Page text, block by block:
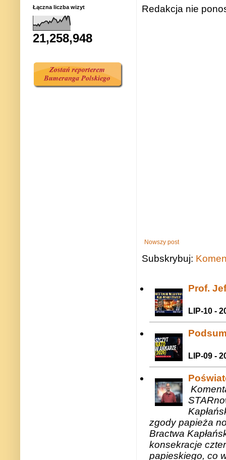
Redakcja nie
Nowszy post
Subskrybuj:
Prof.
LIP-10 -
LIP-09 -
zgody papieża
Bractwa
konsekracje
papieskiego, co
Łączna liczba wizyt
21,258,948